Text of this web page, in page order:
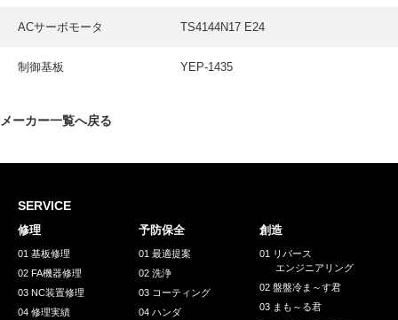
ACサーボモータ TS4144N17 E24
制御基板 YEP-1435
メーカー一覧へ戻る
SERVICE
修理
01 基板修理
02 FA機器修理
03 NC装置修理
04 修理実績
予防保全
01 最適提案
02 洗浄
03 コーティング
04 ハンダ
創造
01 リバース
エンジニアリング
02 盤盤冷ま～す君
03 まも～る君